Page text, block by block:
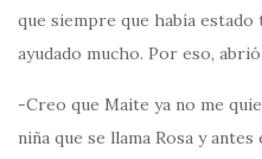
que siempre que había estado
ayudado mucho. Por eso,
-Creo que Maite ya no me
niña que se llama Rosa y